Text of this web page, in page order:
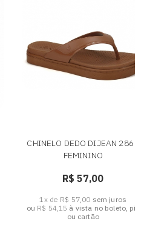
CHINELO DEDO DIJEAN 286 -
FEMININO
R$ 57,00
1x de R$ 57,00 sem juros
ou R$ 54,15 à vista no boleto, pix
ou cartão